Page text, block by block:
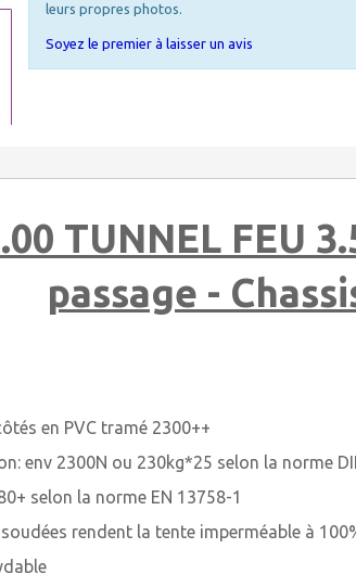
leurs propres photos.
Soyez le premier à laisser un avis
TUNNEL FEU
passage -
en PVC tramé 2300++
env 2300N ou 230kg*25 selon la norme
selon la norme EN 13758-1
rendent la tente imperméable à